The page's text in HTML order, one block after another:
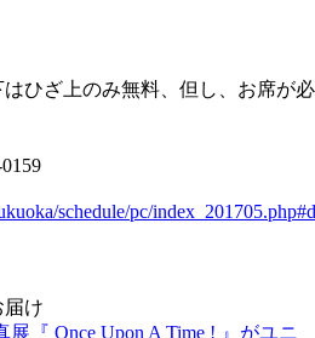
ひざ上のみ無料、但し、お席が必
schedule/pc/
け